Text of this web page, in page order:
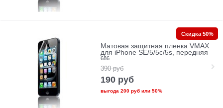
Матовая защитная пленка VMAX
для iPhone SE/5/5c/5s, передняя
686
390 руб
190 руб
выгода 200 рубили 50%
Скидка 50%